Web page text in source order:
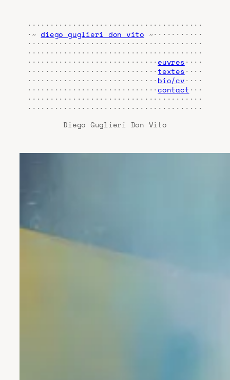
·······································
·~diego guglieri don vito ~···········
·······································
·······································
····························· œuvres ····
····························· textes ····
····························· bio/cv····
·····························contact ···
·······································
·······································
Diego Guglieri Don Vito